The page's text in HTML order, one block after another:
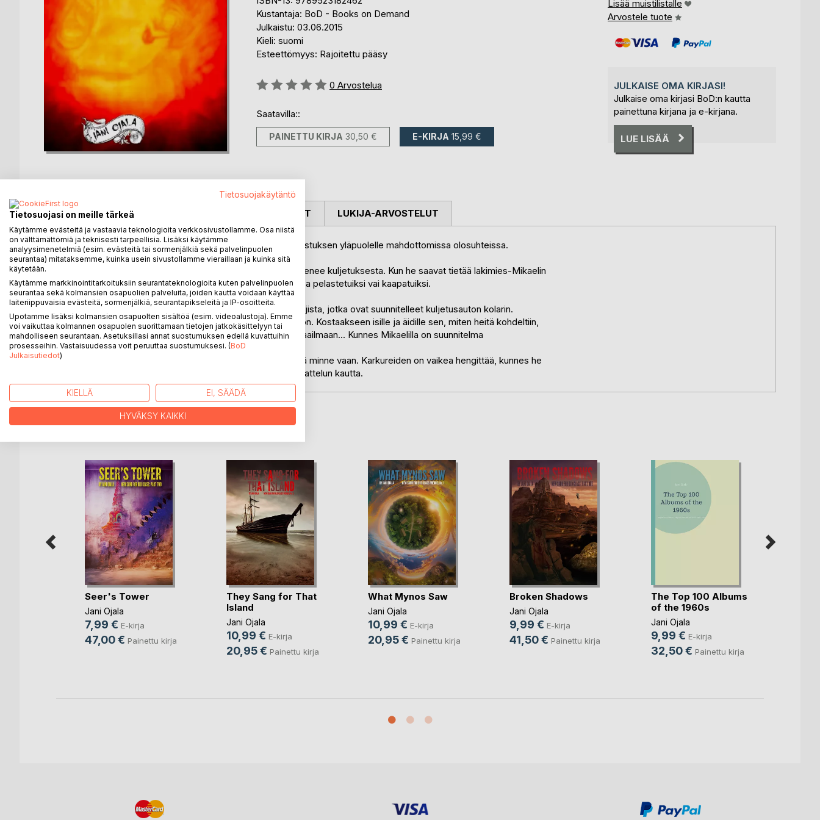
Kustantaja: BoD - Books on Demand
Julkaistu: 03.06.2015
Kieli: suomi
Esteettömyys: Rajoitettu pääsy
Arvostelu::
0 Arvostelua
Saatavilla::
PAINETTU KIRJA 30,50 € E-KIRJA 15,99 €
Lisää muistilistalle
Arvostele tuote
JULKAISE OMA KIRJASI!
Julkaise oma kirjasi BoD:n kautta
painettuna kirjana ja e-kirjana.
LUE LISÄÄ
KUVAUS
Ylipurema kertoo ihmisen noususta pakkoajatusten ja ahdistuksen yläpuolelle mahdottomissa olosuhteissa.
Alussa neljä vankilaan kuljetettavaa tuomittua rikollista pakenee kuljetuksesta. Kun he saavat tietää lakimies-Mikaelin
juonista, heitä alkaa mietityttää, tulivatko he todellisuudessa pelastetuiksi vai kaapatuiksi.
Sillä välin, kun he miettivät, he saavat tietää Sundbergin pojista, jotka ovat suunnitelleet kuljetusauton kolarin.
Sundbergin pojat ovat päässeet vuosia sitten kotoa pakoon. Kostaakseen isille ja äidille sen, miten heitä kohdeltiin,
he ovat passiivisesti kanavoineet vihansa koko muuhun maailmaan... Kunnes Mikaelilla on suunnitelma
Se, minkä Jorma, Sami, Petri ja Matti aloittavat, voi päättyä minne vaan. Karkureiden on vaikea hengittää, kunnes he
alkavat hitaasti löytää itseään yksinkertaisen positiivisen ajattelun kautta.
KIRJAILIJA LEHDISTÖARVOSTELUT LUKIJA-ARVOSTELUT
LISÄÄ KIRJOJA BoD:LLA
Seer's Tower
Jani Ojala
7,99 € E-kirja
47,00 € Painettu kirja
They Sang for That
Island
Jani Ojala
10,99 € E-kirja
20,95 € Painettu kirja
What Mynos Saw
Jani Ojala
10,99 € E-kirja
20,95 € Painettu kirja
Broken Shadows
Jani Ojala
9,99 € E-kirja
41,50 € Painettu kirja
The Top 100 Albums
of the 1960s
Jani Ojala
9,99 € E-kirja
32,50 € Painettu kirja
Tietosuojakäytäntö
Tietosuojasi on meille tärkeä
Käytämme evästeitä ja vastaavia teknologioita verkkosivustollamme. Osa niistä
on välttämättömiä ja teknisesti tarpeellisia. Lisäksi käytämme
analyysimenetelmiä (esim. evästeitä tai sormenjälkiä sekä palvelinpuolen
seurantaa) mitataksemme, kuinka usein sivustollamme vieraillaan ja kuinka sitä
käytetään.
Käytämme markkinointitarkoituksiin seurantateknologioita kuten palvelinpuolen
seurantaa sekä kolmansien osapuolien palveluita, joiden kautta voidaan käyttää
laiteriippuvaisia evästeitä, sormenjälkiä, seurantapikseleitä ja IP-osoitteita.
Upotamme lisäksi kolmansien osapuolten sisältöä (esim. videoalustoja). Emme
voi vaikuttaa kolmannen osapuolen suorittamaan tietojen jatkokäsittelyyn tai
mahdolliseen seurantaan. Asetuksillasi annat suostumuksen edellä kuvattuihin
prosesseihin. Vastaisuudessa voit peruuttaa suostumuksesi. (BoD
Julkaisutiedot)
KIELLÄ EI, SÄÄDÄ
HYVÄKSY KAIKKI